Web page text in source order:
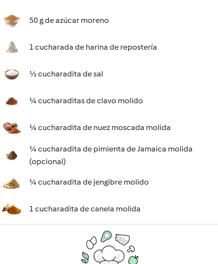
50 g de azúcar moreno
1 cucharada de harina de repostería
½ cucharadita de sal
¼ cucharaditas de clavo molido
¼ cucharadita de nuez moscada molida
¼ cucharadita de pimienta de Jamaica molida
(opcional)
¼ cucharadita de jengibre molido
1 cucharadita de canela molida